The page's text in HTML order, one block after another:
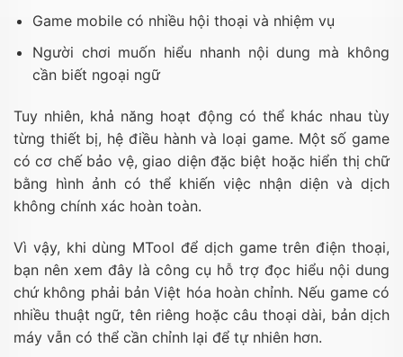
Game mobile có nhiều hội thoại và nhiệm vụ
Người chơi muốn hiểu nhanh nội dung mà không
cần biết ngoại ngữ
Tuy nhiên, khả năng hoạt động có thể khác nhau tùy
từng thiết bị, hệ điều hành và loại game. Một số game
có cơ chế bảo vệ, giao diện đặc biệt hoặc hiển thị chữ
bằng hình ảnh có thể khiến việc nhận diện và dịch
không chính xác hoàn toàn.
Vì vậy, khi dùng MTool để dịch game trên điện thoại,
bạn nên xem đây là công cụ hỗ trợ đọc hiểu nội dung
chứ không phải bản Việt hóa hoàn chỉnh. Nếu game có
nhiều thuật ngữ, tên riêng hoặc câu thoại dài, bản dịch
máy vẫn có thể cần chỉnh lại để tự nhiên hơn.